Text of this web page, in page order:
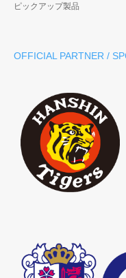
ピックアップ製品
OFFICIAL PARTNER /